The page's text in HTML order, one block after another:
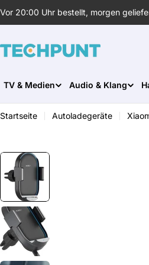
Inhalt
Vor 20:00 Uhr bestellt, morgen
TV & Medien Audio & Klang
Startseite Autoladegeräte